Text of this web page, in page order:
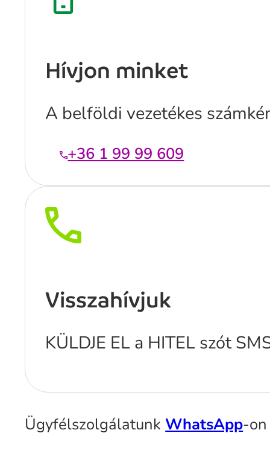
Hívjon minket
A belföldi vezetékes
+36 1 99 99 609
Visszahívjuk
KÜLDJE EL a HITEL szót
Ügyfélszolgálatunk WhatsApp-